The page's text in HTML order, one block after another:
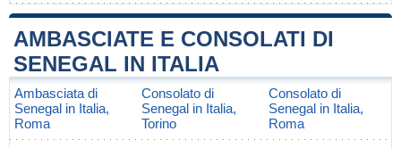
AMBASCIATE E CONSOLATI DI
SENEGAL IN ITALIA
Ambasciata di
Senegal in Italia,
Roma
Consolato di
Senegal in Italia,
Torino
Consolato di
Senegal in Italia,
Roma